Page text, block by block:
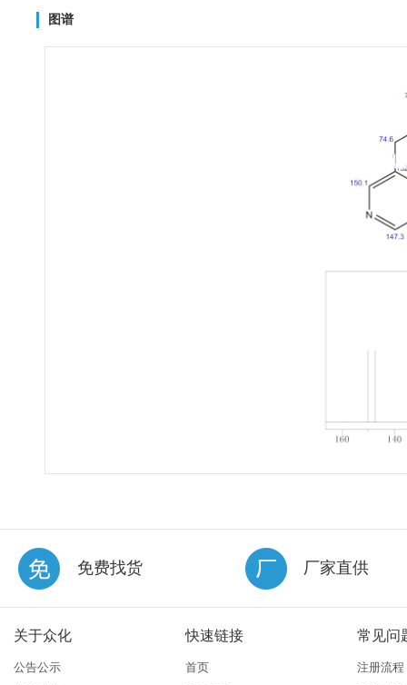
图谱
免费找货 厂家直供
关于众化
公告公示
快速链接
首页
常见问
注册流程